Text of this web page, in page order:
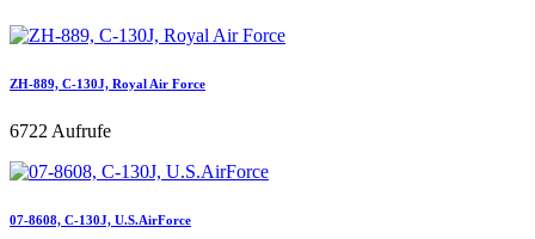
ZH-889, C-130J, Royal Air Force
6722 Aufrufe
07-8608, C-130J, U.S.AirForce